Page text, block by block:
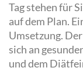
Tag stehen für
auf dem Plan.
Umsetzung.
sich an
und dem